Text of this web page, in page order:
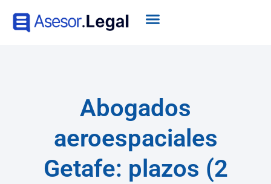
Abogados
aeroespaciales
Getafe: plazos (2